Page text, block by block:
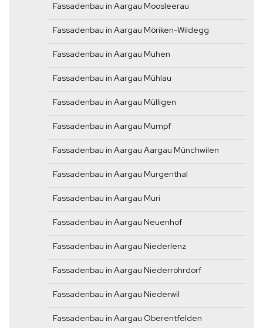
Fassadenbau in Aargau Moosleerau
Fassadenbau in Aargau Möriken-Wildegg
Fassadenbau in Aargau Muhen
Fassadenbau in Aargau Mühlau
Fassadenbau in Aargau Mülligen
Fassadenbau in Aargau Mumpf
Fassadenbau in Aargau Aargau Münchwilen
Fassadenbau in Aargau Murgenthal
Fassadenbau in Aargau Muri
Fassadenbau in Aargau Neuenhof
Fassadenbau in Aargau Niederlenz
Fassadenbau in Aargau Niederrohrdorf
Fassadenbau in Aargau Niederwil
Fassadenbau in Aargau Oberentfelden